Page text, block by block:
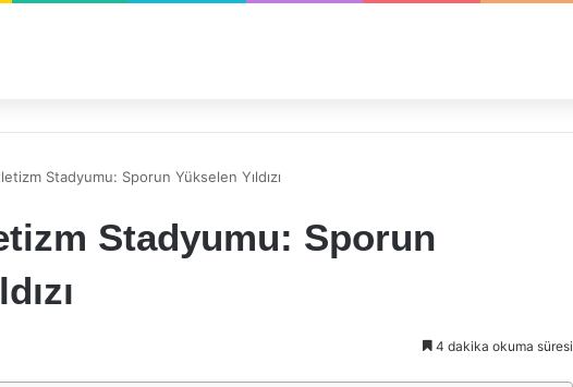
Stadyumu: Sporun Yükselen Yıldızı
Stadyumu: Sporun
4 dakika okuma süresi